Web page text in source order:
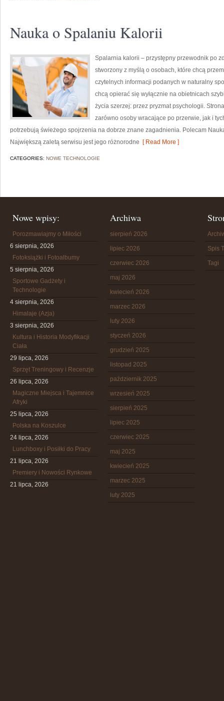
Nauka o Spalaniu Kalorii
Spalarnia kalorii – przystępny przewodnik po
stworzony z myślą o osobach, które chcą
czytelnych informacji podanych w naturalny
chcą opierać się wyłącznie na obietnicach
życia szerzej: przez pryzmat psychologii.
zarówno osoby wracające po przerwie, jak i
potrzebują świeżego spojrzenia na dobrze znane zagadnienia. Polecam
Największą zaletą serwisu jest jego różnorodne [ Read More ]
CATEGORIES: NOWE TECHNOLOGIE
Nowe wpisy:
Porozmawiajmy o Miłości
6 sierpnia, 2026
Fotoksiążki i Fotoalbumy
5 sierpnia, 2026
Sportowe Gadżety i
Technologie
4 sierpnia, 2026
Himalaje (Azja)
3 sierpnia, 2026
Kultura i Historia Modyfikacji
Ciała
29 lipca, 2026
Sprzęt Treningowy i Recenzje
26 lipca, 2026
Magiczne Miejsca i Tajemnice
Afryki
25 lipca, 2026
Polska na Koszulce
24 lipca, 2026
Lunchboxy i Posiłki do Pracy
21 lipca, 2026
Premiery i Nowości Rynkowe
21 lipca, 2026
Archiwa
sierpień 2026
lipiec 2026
czerwiec 2026
maj 2026
kwiecień 2026
marzec 2026
luty 2026
styczeń 2026
grudzień 2025
listopad 2025
październik 2025
wrzesień 2025
sierpień 2025
lipiec 2025
czerwiec 2025
maj 2025
kwiecień 2025
marzec 2025
luty 2025
Spis
Tagi